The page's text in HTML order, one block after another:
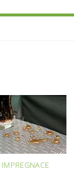
IMPREGNACE